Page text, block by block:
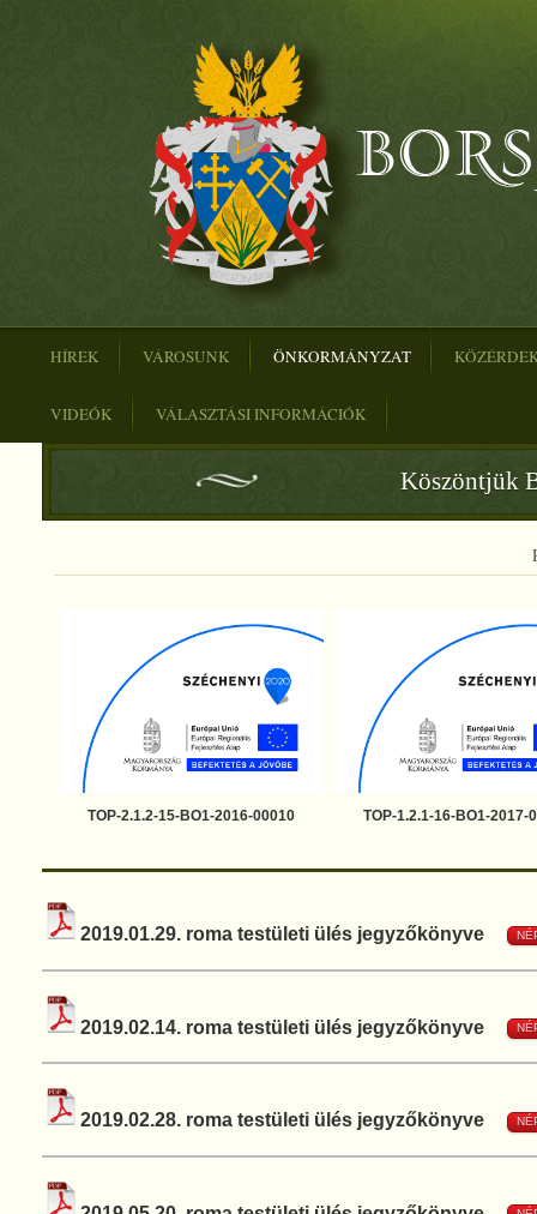
HÍREK VÁROSUNK ÖNKORMÁNYZAT
VIDEÓK VÁLASZTÁSI INFORMÁCIÓK
Köszöntjük
TOP-2.1.2-15-BO1-2016-00010 TOP-1.2.1-16-BO1-2017-
2019.01.29. roma testületi ülés jegyzőkönyve
2019.02.14. roma testületi ülés jegyzőkönyve
2019.02.28. roma testületi ülés jegyzőkönyve